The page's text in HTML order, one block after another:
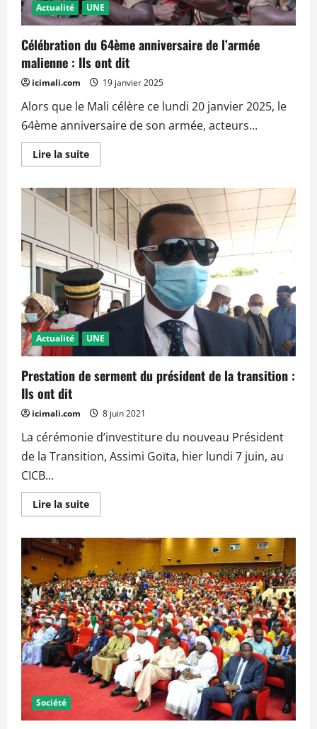
Actualité UNE
Célébration du 64ème anniversaire de l’armée
malienne : Ils ont dit
icimali.com 19 janvier 2025
Alors que le Mali célère ce lundi 20 janvier 2025, le
64ème anniversaire de son armée, acteurs...
Lire la suiteEn
savoir
Célébration
du
64ème
anniversaire
de
l’armée
malienne :
Ils
ont
dit
Actualité UNE
Prestation de serment du président de la transition :
Ils ont dit
icimali.com 8 juin 2021
La cérémonie d’investiture du nouveau Président
de la Transition, Assimi Goïta, hier lundi 7 juin, au
CICB...
Lire la suiteEn
savoir
Prestation
de
serment
du
président
de
la
transition :
Ils
ont
dit
Société